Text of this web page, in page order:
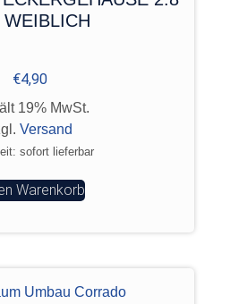
WEIBLICH
€4,90
19% MwSt.
Versand
sofort lieferbar
Warenkorb